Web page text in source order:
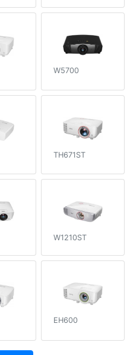
W5700
TH671ST
W1210ST
EH600